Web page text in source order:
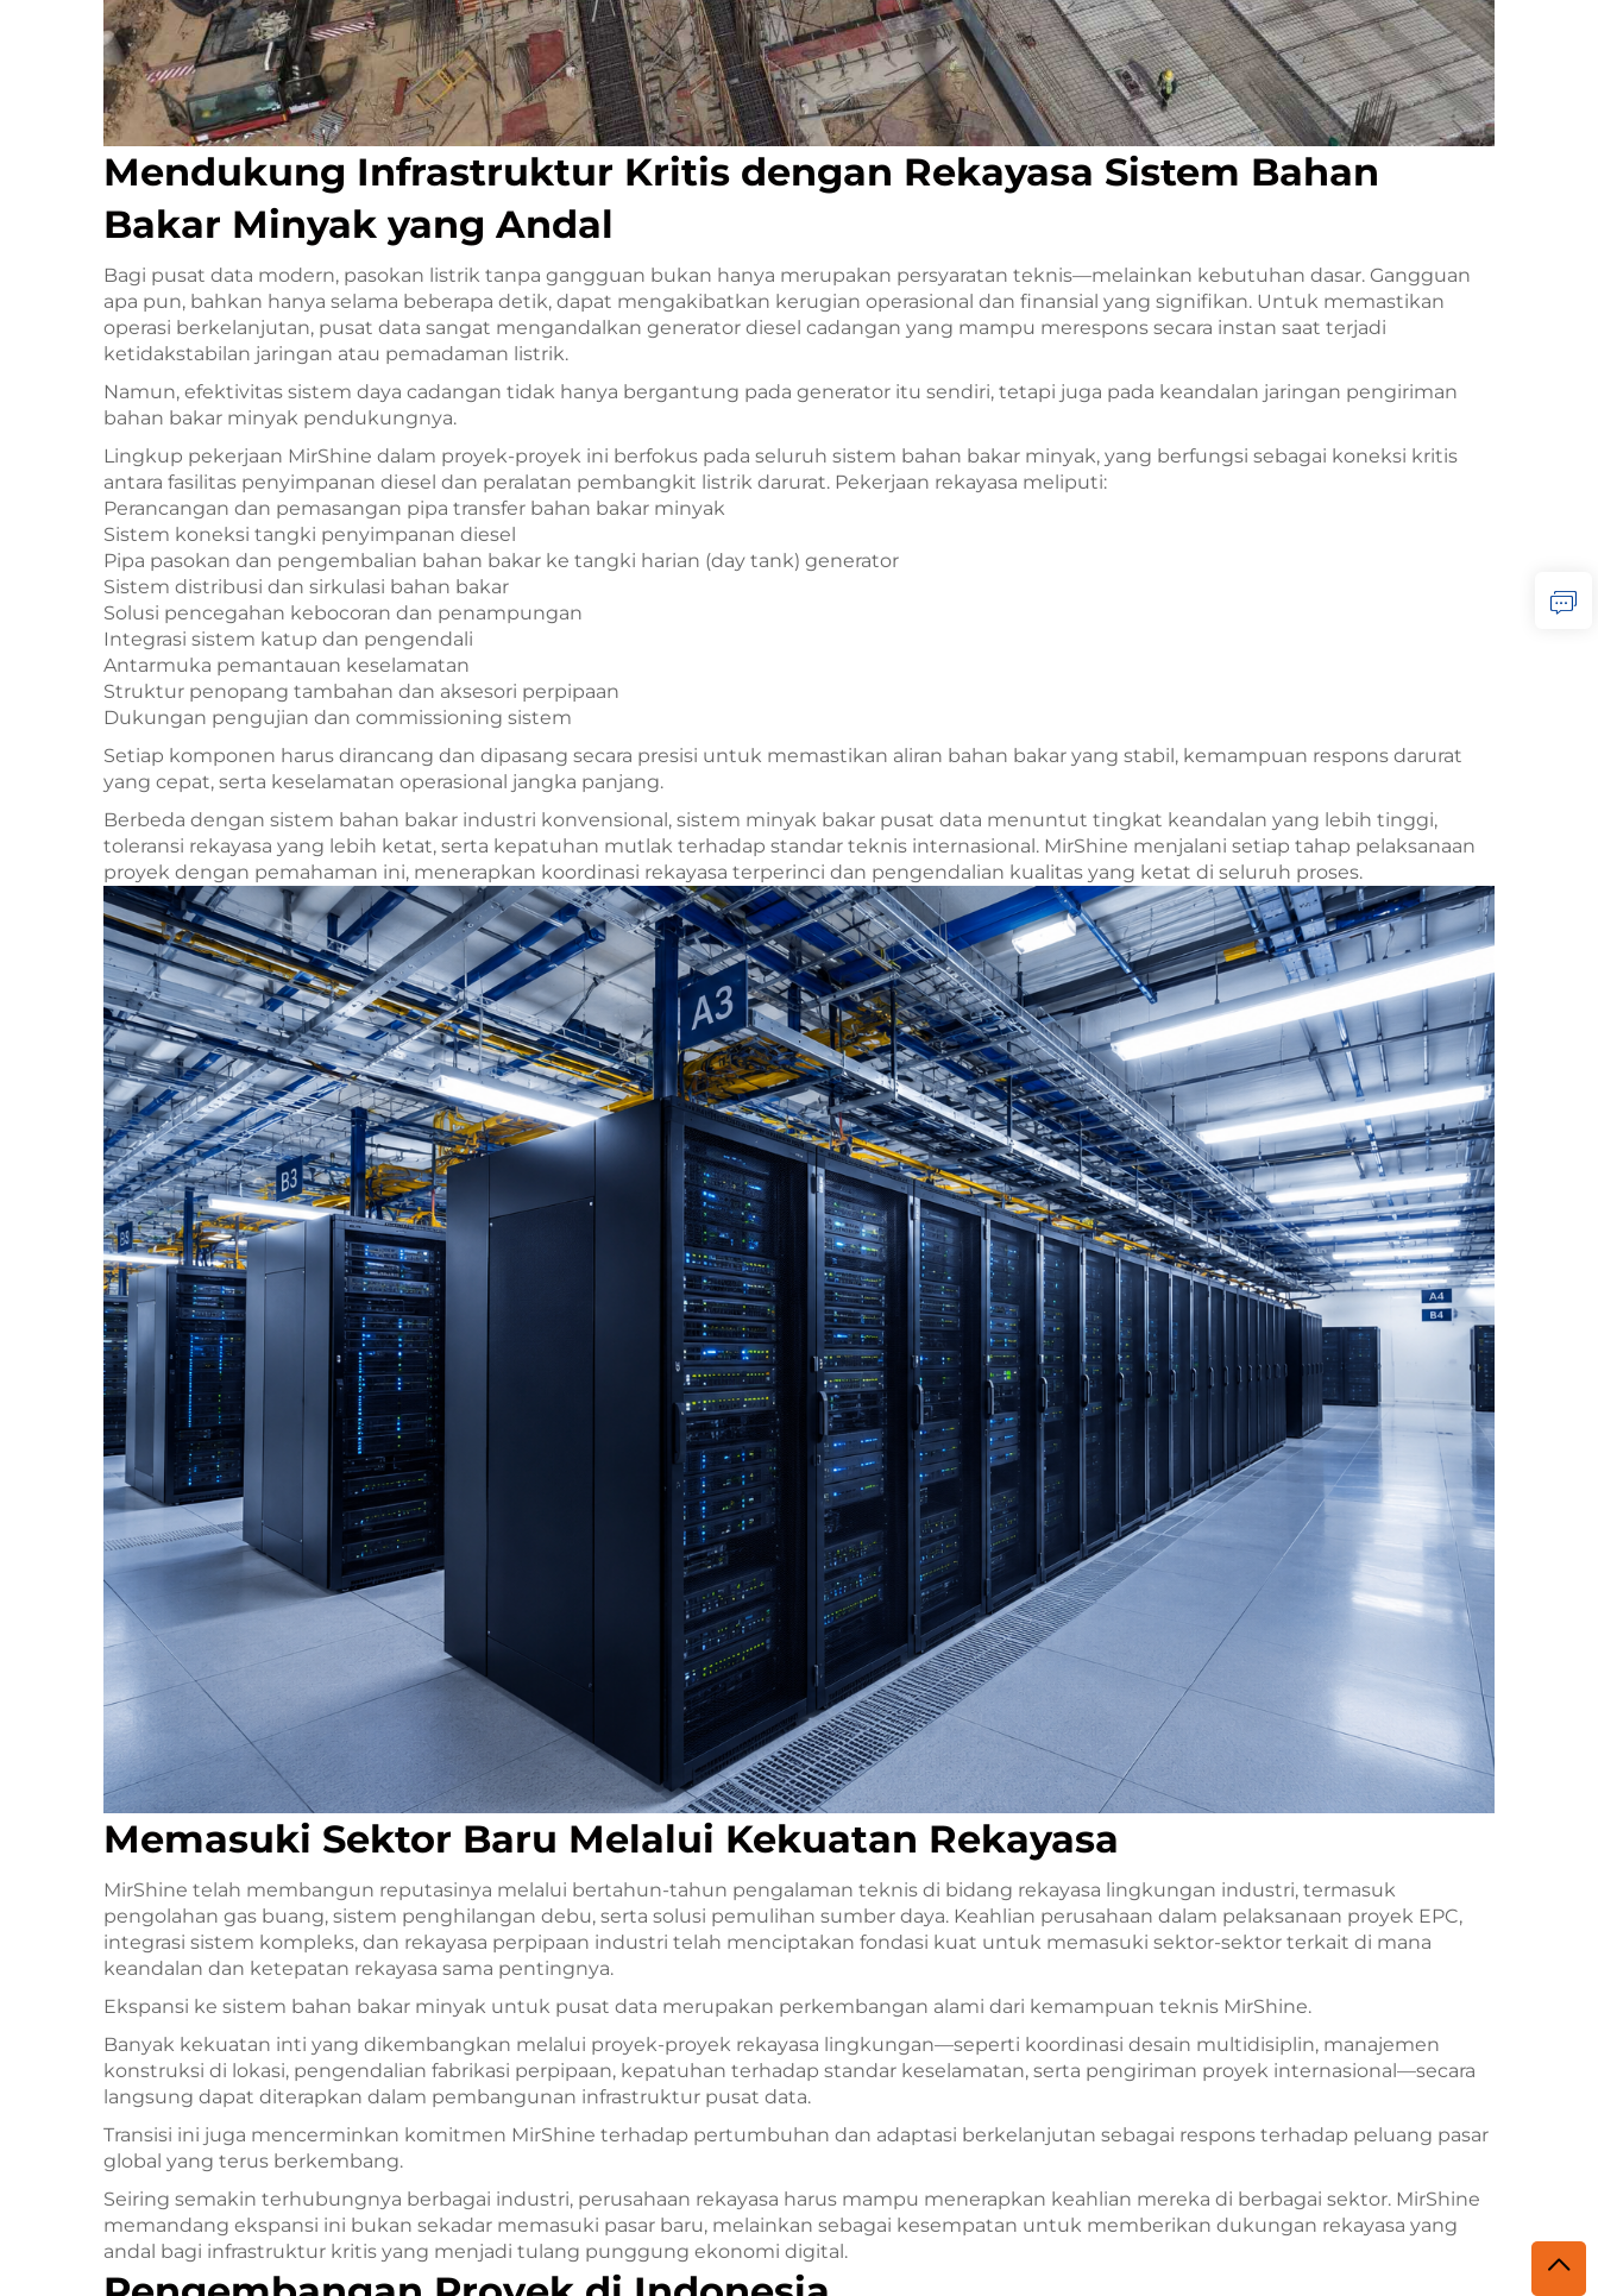
Mendukung Infrastruktur Kritis dengan Rekayasa Sistem Bahan
Bakar Minyak yang Andal
Bagi pusat data modern, pasokan listrik tanpa gangguan bukan hanya merupakan persyaratan teknis—melainkan kebutuhan dasar. Gangguan
apa pun, bahkan hanya selama beberapa detik, dapat mengakibatkan kerugian operasional dan finansial yang signifikan. Untuk memastikan
operasi berkelanjutan, pusat data sangat mengandalkan generator diesel cadangan yang mampu merespons secara instan saat terjadi
ketidakstabilan jaringan atau pemadaman listrik.
Namun, efektivitas sistem daya cadangan tidak hanya bergantung pada generator itu sendiri, tetapi juga pada keandalan jaringan pengiriman
bahan bakar minyak pendukungnya.
Lingkup pekerjaan MirShine dalam proyek-proyek ini berfokus pada seluruh sistem bahan bakar minyak, yang berfungsi sebagai koneksi kritis
antara fasilitas penyimpanan diesel dan peralatan pembangkit listrik darurat. Pekerjaan rekayasa meliputi:
Perancangan dan pemasangan pipa transfer bahan bakar minyak
Sistem koneksi tangki penyimpanan diesel
Pipa pasokan dan pengembalian bahan bakar ke tangki harian (day tank) generator
Sistem distribusi dan sirkulasi bahan bakar
Solusi pencegahan kebocoran dan penampungan
Integrasi sistem katup dan pengendali
Antarmuka pemantauan keselamatan
Struktur penopang tambahan dan aksesori perpipaan
Dukungan pengujian dan commissioning sistem
Setiap komponen harus dirancang dan dipasang secara presisi untuk memastikan aliran bahan bakar yang stabil, kemampuan respons darurat
yang cepat, serta keselamatan operasional jangka panjang.
Berbeda dengan sistem bahan bakar industri konvensional, sistem minyak bakar pusat data menuntut tingkat keandalan yang lebih tinggi,
toleransi rekayasa yang lebih ketat, serta kepatuhan mutlak terhadap standar teknis internasional. MirShine menjalani setiap tahap pelaksanaan
proyek dengan pemahaman ini, menerapkan koordinasi rekayasa terperinci dan pengendalian kualitas yang ketat di seluruh proses.
Memasuki Sektor Baru Melalui Kekuatan Rekayasa
MirShine telah membangun reputasinya melalui bertahun-tahun pengalaman teknis di bidang rekayasa lingkungan industri, termasuk
pengolahan gas buang, sistem penghilangan debu, serta solusi pemulihan sumber daya. Keahlian perusahaan dalam pelaksanaan proyek EPC,
integrasi sistem kompleks, dan rekayasa perpipaan industri telah menciptakan fondasi kuat untuk memasuki sektor-sektor terkait di mana
keandalan dan ketepatan rekayasa sama pentingnya.
Ekspansi ke sistem bahan bakar minyak untuk pusat data merupakan perkembangan alami dari kemampuan teknis MirShine.
Banyak kekuatan inti yang dikembangkan melalui proyek-proyek rekayasa lingkungan—seperti koordinasi desain multidisiplin, manajemen
konstruksi di lokasi, pengendalian fabrikasi perpipaan, kepatuhan terhadap standar keselamatan, serta pengiriman proyek internasional—secara
langsung dapat diterapkan dalam pembangunan infrastruktur pusat data.
Transisi ini juga mencerminkan komitmen MirShine terhadap pertumbuhan dan adaptasi berkelanjutan sebagai respons terhadap peluang pasar
global yang terus berkembang.
Seiring semakin terhubungnya berbagai industri, perusahaan rekayasa harus mampu menerapkan keahlian mereka di berbagai sektor. MirShine
memandang ekspansi ini bukan sekadar memasuki pasar baru, melainkan sebagai kesempatan untuk memberikan dukungan rekayasa yang
andal bagi infrastruktur kritis yang menjadi tulang punggung ekonomi digital.